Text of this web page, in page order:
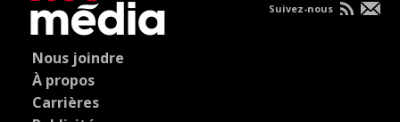
Nous joindre
À propos
Carrières
Suivez-nous